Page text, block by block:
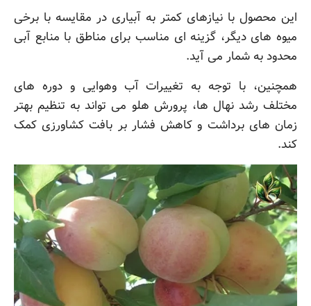
این محصول با نیازهای کمتر به آبیاری در مقایسه با برخی
میوه های دیگر، گزینه ای مناسب برای مناطق با منابع آبی
محدود به شمار می آید.
همچنین، با توجه به تغییرات آب وهوایی و دوره های
مختلف رشد نهال ها، پرورش هلو می تواند به تنظیم بهتر
زمان های برداشت و کاهش فشار بر بافت کشاورزی کمک
کند.